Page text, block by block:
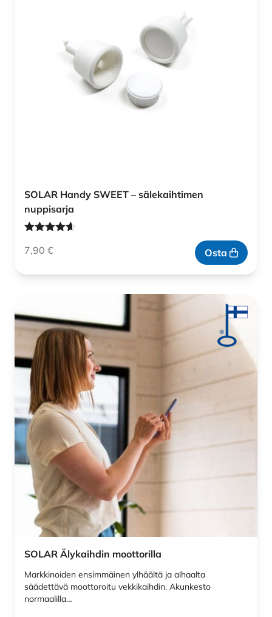
SOLAR Handy SWEET – sälekaihtimen
nuppisarja
tuotteesta:
7,90 € Osta
SOLAR Älykaihdin moottorilla
Markkinoiden ensimmäinen ylhäältä ja alhaalta
säädettävä moottoroitu vekkikaihdin. Akunkesto
normaalilla…